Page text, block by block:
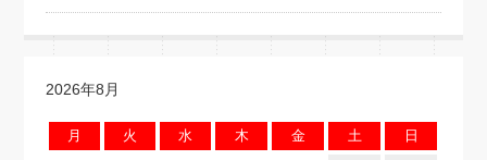
2026年8月
月 火 水 木 金 土 日